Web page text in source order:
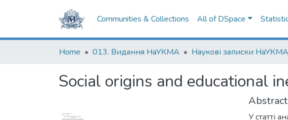
Communities & Collections All of DSpace
Home 013. Видання НаУКМА Наукові записки НаУКМА
Social origins and educational
Abstract
У статті